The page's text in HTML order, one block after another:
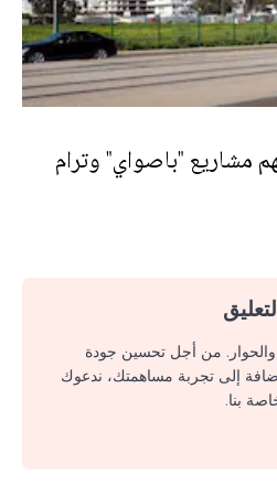
مشاريع "باصواي" وترام
والحوار. من أجل تحسين جودة
إلى تجربة مساهمتك، ندعوك
بنا.